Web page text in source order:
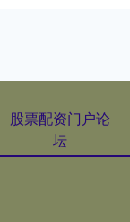
股票配资门户论
坛